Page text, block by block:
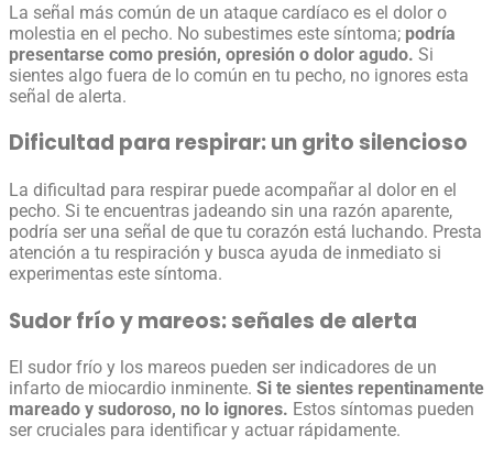
La señal más común de un ataque cardíaco es el dolor o
molestia en el pecho. No subestimes este síntoma; podría
presentarse como presión, opresión o dolor agudo. Si
sientes algo fuera de lo común en tu pecho, no ignores esta
señal de alerta.
Dificultad para respirar: un grito silencioso
La dificultad para respirar puede acompañar al dolor en el
pecho. Si te encuentras jadeando sin una razón aparente,
podría ser una señal de que tu corazón está luchando. Presta
atención a tu respiración y busca ayuda de inmediato si
experimentas este síntoma.
Sudor frío y mareos: señales de alerta
El sudor frío y los mareos pueden ser indicadores de un
infarto de miocardio inminente. Si te sientes repentinamente
mareado y sudoroso, no lo ignores. Estos síntomas pueden
ser cruciales para identificar y actuar rápidamente.